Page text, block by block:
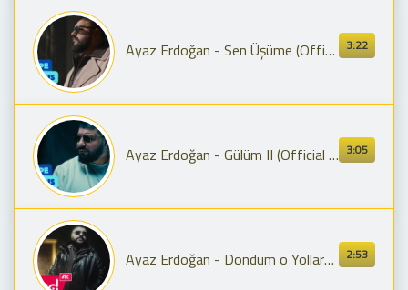
3:22
Ayaz Erdoğan - Sen Üşüme (Official Video)
3:05
Ayaz Erdoğan - Gülüm II (Official Video)
2:53
Ayaz Erdoğan - Döndüm o Yollardan